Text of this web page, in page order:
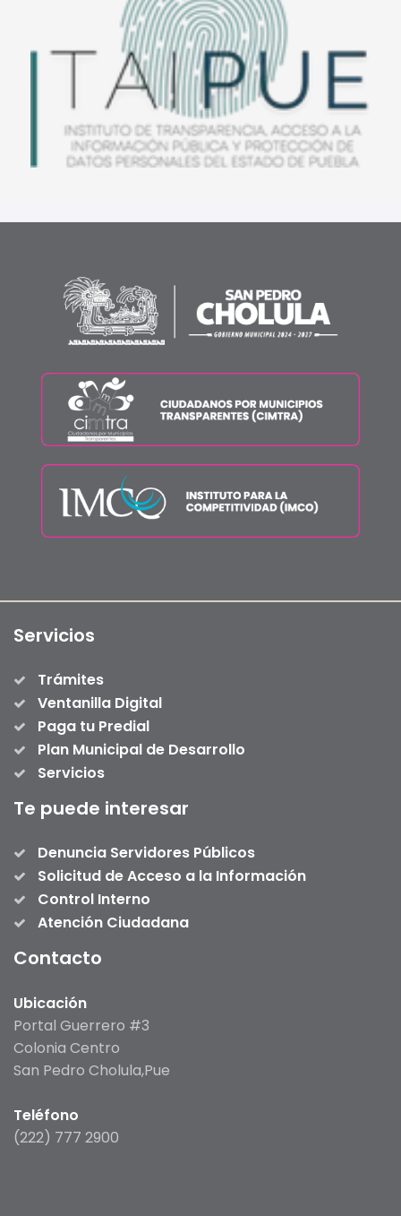
Servicios
Trámites
Ventanilla Digital
Paga tu Predial
Plan Municipal de Desarrollo
Servicios
Te puede interesar
Denuncia Servidores Públicos
Solicitud de Acceso a la Información
Control Interno
Atención Ciudadana
Contacto
Ubicación
Portal Guerrero #3
Colonia Centro
San Pedro Cholula,Pue
Teléfono
(222) 777 2900